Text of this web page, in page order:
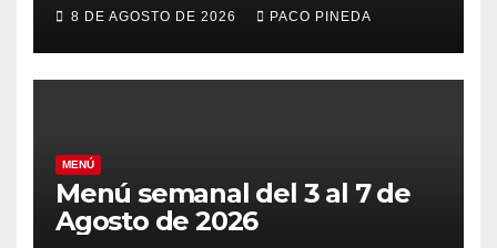
8 DE AGOSTO DE 2026 PACO PINEDA
MENÚ
Menú semanal del 3 al 7 de
Agosto de 2026